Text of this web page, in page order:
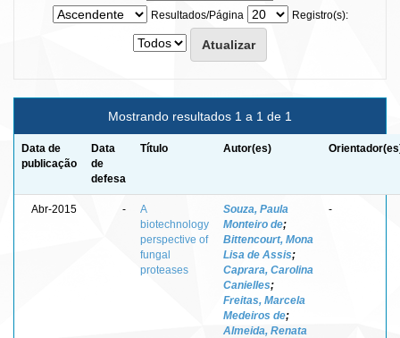
Resultados/Página
Registro(s):
Mostrando resultados 1 a 1 de 1
Data de
publicação
Data
de
defesa
Título Autor(es)
Abr-2015 -
A
biotechnology
perspective of
fungal
proteases
Souza, Paula
Monteiro de;
Bittencourt, Mona
Lisa de Assis;
Caprara, Carolina
Canielles;
Freitas, Marcela
Medeiros de;
Almeida, Renata
-